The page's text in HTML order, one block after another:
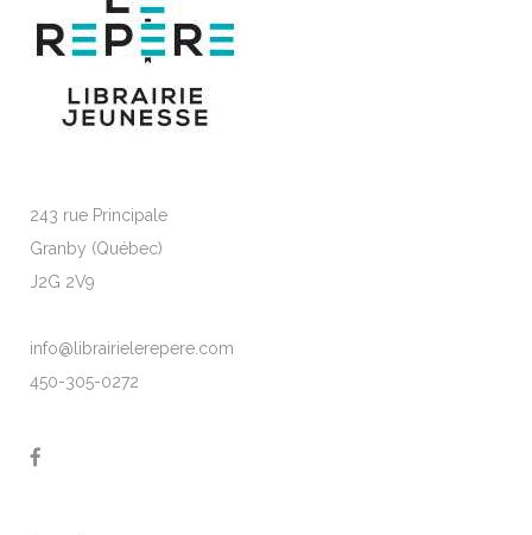
243 rue Principale
Granby (Québec)
J2G 2V9
info@librairielerepere.com
450-305-0272